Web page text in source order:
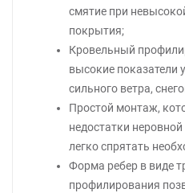
смятие при
покрытия;
Кровельный
высокие показатели
сильного ветра,
Простой монтаж,
недостатки
легко спрятать
Форма ребер в виде
профилирования